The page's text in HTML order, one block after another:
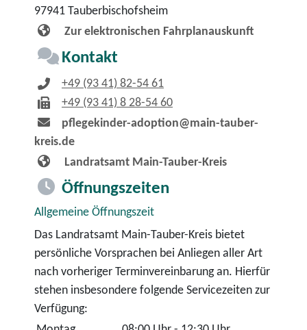
97941 Tauberbischofsheim
Zur elektronischen Fahrplanauskunft
Kontakt
+49 (93 41) 82-54 61
+49 (93 41) 8 28-54 60
pflegekinder-adoption@main-tauber-
kreis.de
Landratsamt Main-Tauber-Kreis
Öffnungszeiten
Allgemeine Öffnungszeit
Das Landratsamt Main-Tauber-Kreis bietet
persönliche Vorsprachen bei Anliegen aller Art
nach vorheriger Terminvereinbarung an. Hierfür
stehen insbesondere folgende Servicezeiten zur
Verfügung: